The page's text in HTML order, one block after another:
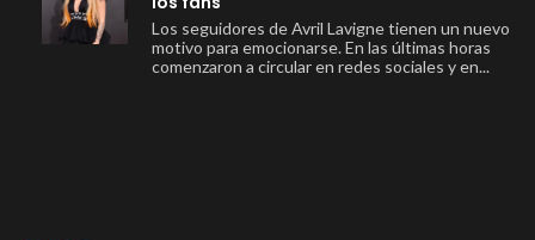
Los seguidores de Avril Lavigne tienen un nuevo
motivo para emocionarse. En las últimas horas
comenzaron a circular en redes sociales y en...